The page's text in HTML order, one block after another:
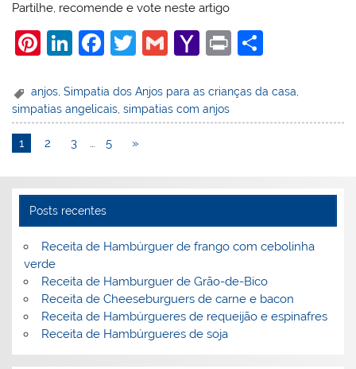
Partilhe, recomende e vote neste artigo
Pi
er
e
st
Li
k
e
dI
F
c
e
b
o
k
T
itt
er
G
ai
l
Y
h
o
ai
l
Pr
t
ar
e
anjos ,Simpatia dos Anjos para as crianças da casa
simpatias angelicais ,simpatias com anjos
1 2 3 … 5 »
Posts recentes
Receita de Hambúrguer de frango com cebolinha
verde
Receita de Hamburguer de Grão-de-Bico
Receita de Cheeseburguers de carne e bacon
Receita de Hambúrgueres de requeijão e espinafres
Receita de Hambúrgueres de soja